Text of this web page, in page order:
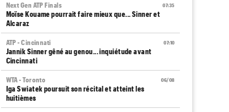
07:35
Next Gen ATP Finals
Moïse Kouame pourrait faire mieux que... Sinner et
Alcaraz
07:10
ATP - Cincinnati
Jannik Sinner gêné au genou... inquiétude avant
Cincinnati
06/08
WTA - Toronto
Iga Swiatek poursuit son récital et atteint les
huitièmes